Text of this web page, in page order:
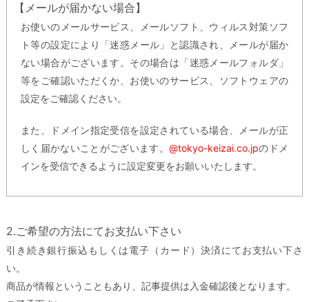
【メールが届かない場合】
お使いのメールサービス、メールソフト、ウィルス対策ソフ
ト等の設定により「迷惑メール」と認識され、メールが届か
ない場合がございます。その場合は「迷惑メールフォルダ」
等をご確認いただくか、お使いのサービス、ソフトウェアの
設定をご確認ください。
また、ドメイン指定受信を設定されている場合、メールが正
しく届かないことがございます。@tokyo-keizai.co.jpのドメ
インを受信できるように設定変更をお願いいたします。
2.ご希望の方法にてお支払い下さい
引き続き銀行振込もしくは電子（カード）決済にてお支払い下さ
い。
商品が情報ということもあり、記事提供は入金確認後となります。